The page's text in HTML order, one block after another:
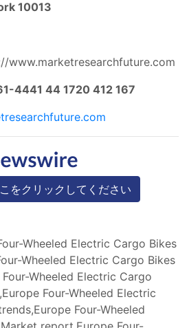
10013
www.marketresearchfuture.com
4441 44 1720 412 167
をクリックしてください
Wheeled Electric Cargo Bikes
Wheeled Electric Cargo Bikes
Wheeled Electric Cargo
Four-Wheeled Electric
Four-Wheeled